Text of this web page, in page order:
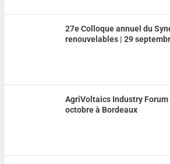
27e Colloque annuel du
renouvelables | 29
AgriVoltaics Industry Forum
octobre à Bordeaux